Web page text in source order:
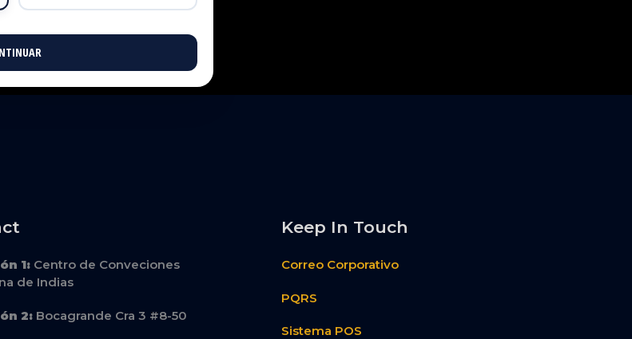
1:Centro de Conveciones
de Indias
2:Bocagrande Cra 3 #8-50
Keep In Touch
Correo Corporativo
PQRS
Sistema POS